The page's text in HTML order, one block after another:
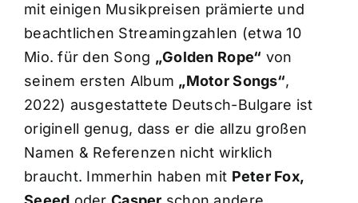
mit einigen Musikpreisen prämierte und
beachtlichen Streamingzahlen (etwa 10
Mio. für den Song „Golden Rope“ von
seinem ersten Album „Motor Songs“,
2022) ausgestattete Deutsch-Bulgare ist
originell genug, dass er die allzu großen
Namen & Referenzen nicht wirklich
braucht. Immerhin haben mit Peter Fox,